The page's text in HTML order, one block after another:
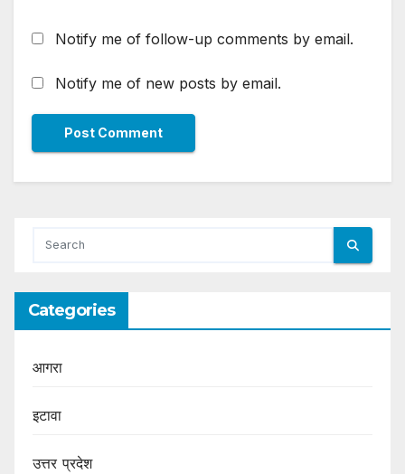
Notify me of follow-up comments by email.
Notify me of new posts by email.
Categories
आगरा
इटावा
उत्तर प्रदेश